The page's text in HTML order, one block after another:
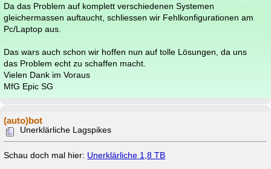
Da das Problem auf komplett verschiedenen Systemen
gleichermassen auftaucht, schliessen wir Fehlkonfigurationen am
Pc/Laptop aus.
Das wars auch schon wir hoffen nun auf tolle Lösungen, da uns
das Problem echt zu schaffen macht.
Vielen Dank im Voraus
MfG Epic SG
(auto)bot
Unerklärliche Lagspikes
Schau doch mal hier: Unerklärliche 1,8 TB